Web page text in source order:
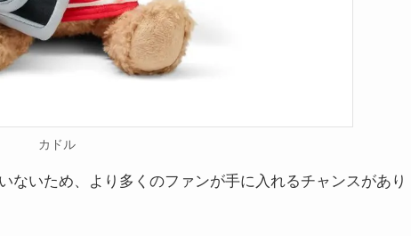
カドル
ないため、より多くのファンが手に入れるチャンスがあり